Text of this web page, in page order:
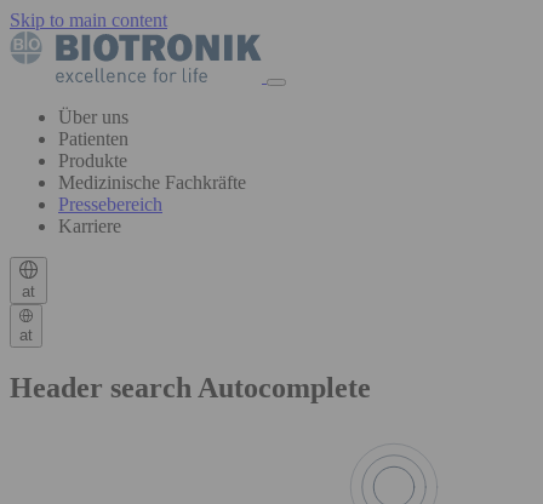
Skip to main content
Über uns
Patienten
Produkte
Medizinische Fachkräfte
Pressebereich
Karriere
at
at
Header search Autocomplete